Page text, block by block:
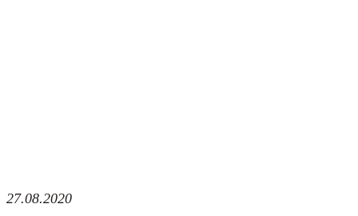
27.08.2020